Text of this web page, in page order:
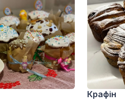
Крафін